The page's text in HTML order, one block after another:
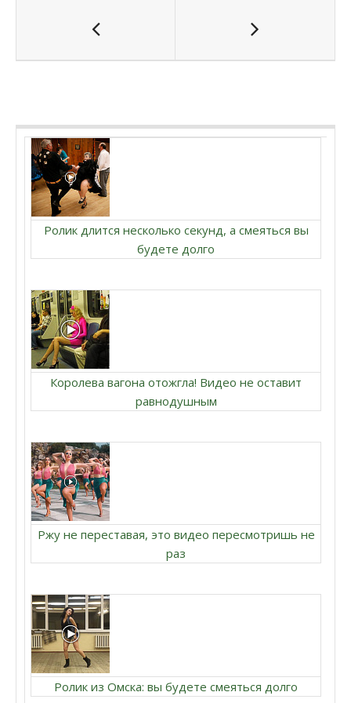
Ролик длится несколько секунд, а смеяться вы
будете долго
Королева вагона отожгла! Видео не оставит
равнодушным
Ржу не переставая, это видео пересмотришь не
раз
Ролик из Омска: вы будете смеяться долго